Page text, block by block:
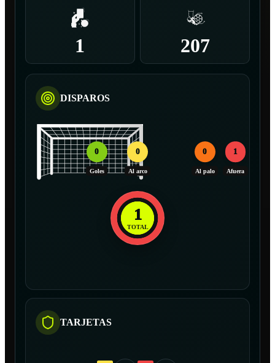
1 207
DISPAROS
0
Goles
0
Al arco
0
Al palo
1
Afuera
1
TOTAL
TARJETAS